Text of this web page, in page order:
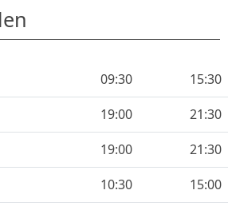
09:30
15:30
19:00
21:30
19:00
21:30
10:30
15:00